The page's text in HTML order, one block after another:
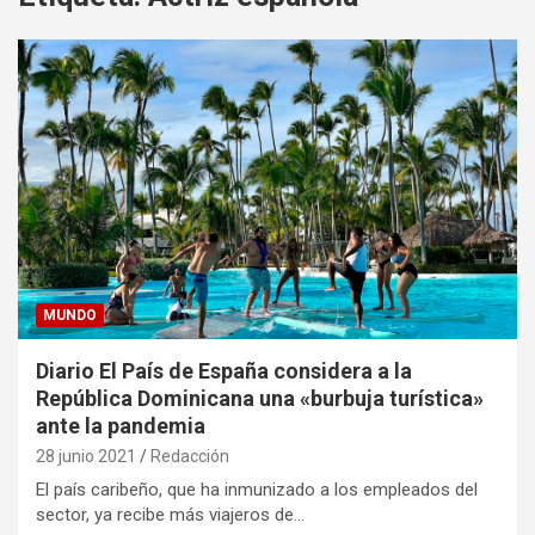
MUNDO
Diario El País de España considera a la
República Dominicana una «burbuja turística»
ante la pandemia
28 junio 2021 Redacción
El país caribeño, que ha inmunizado a los empleados del
sector, ya recibe más viajeros de…